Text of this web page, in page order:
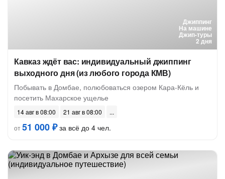
Джиппинг
На машине
Джип-туры
2 дня
Кавказ ждёт вас: индивидуальный джиппинг
выходного дня (из любого города КМВ)
Побывать в Домбае, полюбоваться озером Кара-Кёль и
посетить Махарское ущелье
14 авг в 08:00
21 авг в 08:00
от51 000 ₽за всё до 4 чел.